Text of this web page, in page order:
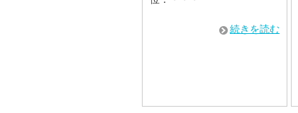
続きを読む